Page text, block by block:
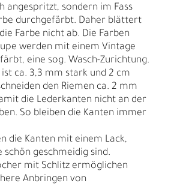
angespritzt, sondern im Fass
durchgefärbt. Daher blättert
Farbe nicht ab. Die Farben
werden mit einem Vintage
eine sog. Wasch-Zurichtung.
ca. 3,3 mm stark und 2 cm
den Riemen ca. 2 mm
die Lederkanten nicht an der
So bleiben die Kanten immer
die Kanten mit einem Lack,
schön geschmeidig sind.
mit Schlitz ermöglichen
Anbringen von